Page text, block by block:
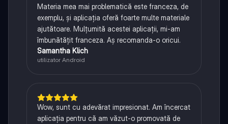
Materia mea mai problematică este franceza, de
exemplu, și aplicația oferă foarte multe materiale
ajutătoare. Mulțumită acestei aplicații, mi-am
îmbunătățit franceza. Aș recomanda-o oricui.
Samantha Klich
utilizator Android
Wow, sunt cu adevărat impresionat. Am încercat
aplicația pentru că am văzut-o promovată de